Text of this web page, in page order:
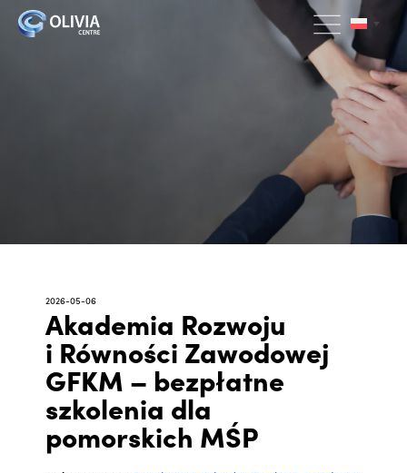
2026-05-06
Akademia Rozwoju
i Równości Zawodowej
GFKM – bezpłatne
szkolenia dla
pomorskich MŚP